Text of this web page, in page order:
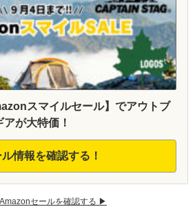
スマイルセール】でアウトブ
が大特価！
情報を確認する！
セールを確認する ▶︎